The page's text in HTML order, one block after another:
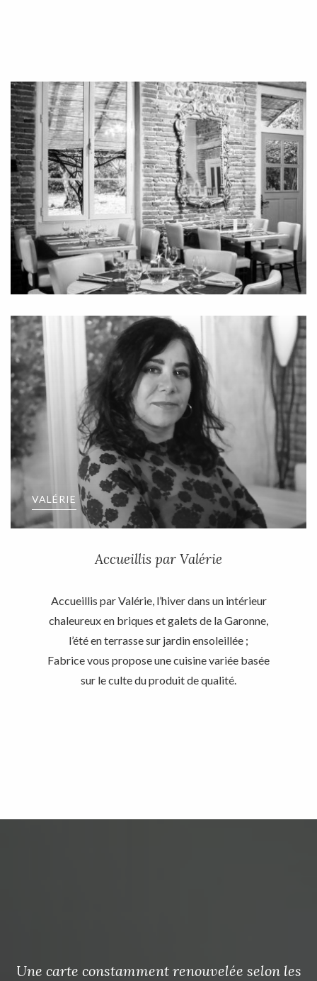
VALÉRIE
Accueillis par Valérie
Accueillis par Valérie, l’hiver dans un intérieur
chaleureux en briques et galets de la Garonne,
l’été en terrasse sur jardin ensoleillée ;
Fabrice vous propose une cuisine variée basée
sur le culte du produit de qualité.
Une carte constamment renouvelée selon les